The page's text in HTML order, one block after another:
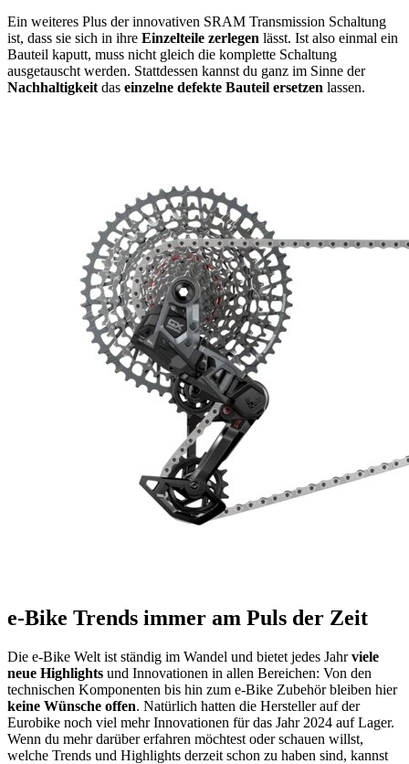
Ein weiteres Plus der innovativen SRAM Transmission Schaltung
ist, dass sie sich in ihre Einzelteile zerlegen lässt. Ist also einmal ein
Bauteil kaputt, muss nicht gleich die komplette Schaltung
ausgetauscht werden. Stattdessen kannst du ganz im Sinne der
Nachhaltigkeit das einzelne defekte Bauteil ersetzen lassen.
e-Bike Trends immer am Puls der Zeit
Die e-Bike Welt ist ständig im Wandel und bietet jedes Jahrviele
neue Highlights und Innovationen in allen Bereichen: Von den
technischen Komponenten bis hin zum e-Bike Zubehör bleiben hier
keine Wünsche offen. Natürlich hatten die Hersteller auf der
Eurobike noch viel mehr Innovationen für das Jahr 2024 auf Lager.
Wenn du mehr darüber erfahren möchtest oder schauen willst,
welche Trends und Highlights derzeit schon zu haben sind, kannst